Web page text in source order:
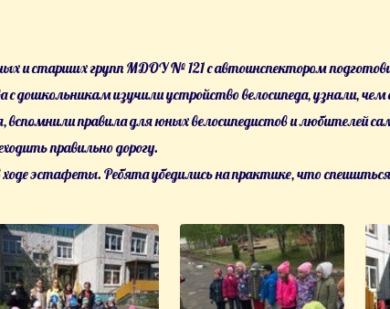
и старших групп МДОУ № 121 с автоинспектором
дошкольникам изучили устройство велосипеда, узнали,
правила для юных велосипедистов и любителей
правильно дорогу.
эстафеты. Ребята убедились на практике, что